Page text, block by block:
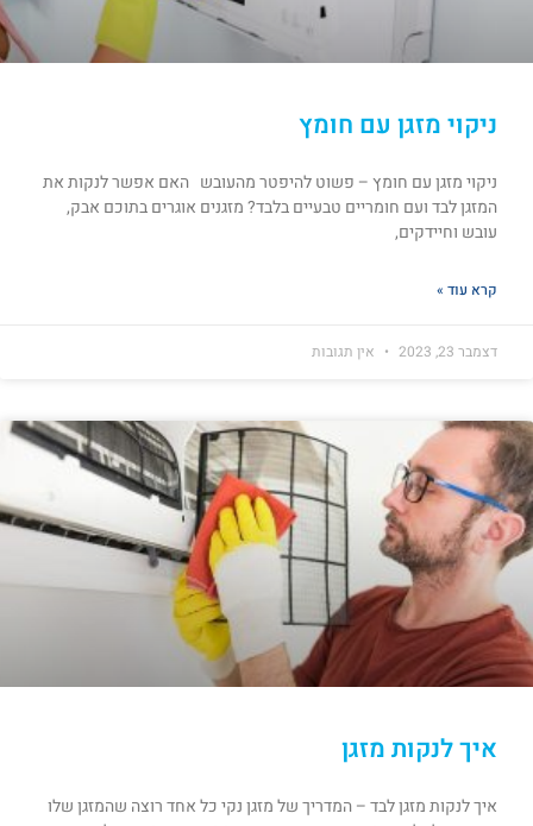
ניקוי מזגן עם חומץ
ניקוי מזגן עם חומץ – פשוט להיפטר מהעובש האם אפשר לנקות את
המזגן לבד ועם חומריים טבעיים בלבד? מזגנים אוגרים בתוכם אבק,
עובש וחיידקים,
קרא עוד »
דצמבר 23, 2023 אין תגובות
איך לנקות מזגן
איך לנקות מזגן לבד – המדריך של מזגן נקי כל אחד רוצה שהמזגן שלו